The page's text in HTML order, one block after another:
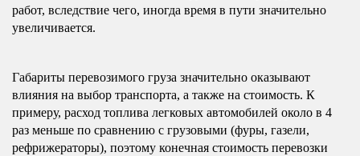
работ, вследствие чего, иногда время в пути значительно
увеличивается.
Габариты перевозимого груза значительно оказывают
влияния на выбор транспорта, а также на стоимость. К
примеру, расход топлива легковых автомобилей около в 4
раз меньше по сравнению с грузовыми (фуры, газели,
рефрижераторы), поэтому конечная стоимость перевозки